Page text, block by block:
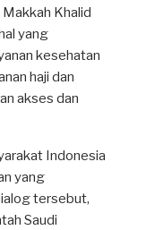
Khalid
yang
kesehatan
haji dan
akses dan
Indonesia
yang
tersebut,
Saudi